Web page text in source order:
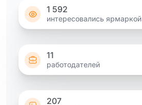
1 592
интересовались ярмаркой
11
работодателей
207